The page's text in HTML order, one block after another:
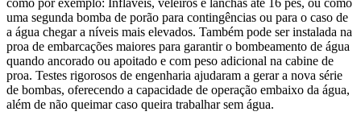
como por exemplo: Infláveis, veleiros e lanchas até 16 pés, ou como
uma segunda bomba de porão para contingências ou para o caso de
a água chegar a níveis mais elevados. Também pode ser instalada na
proa de embarcações maiores para garantir o bombeamento de água
quando ancorado ou apoitado e com peso adicional na cabine de
proa. Testes rigorosos de engenharia ajudaram a gerar a nova série
de bombas, oferecendo a capacidade de operação embaixo da água,
além de não queimar caso queira trabalhar sem água.